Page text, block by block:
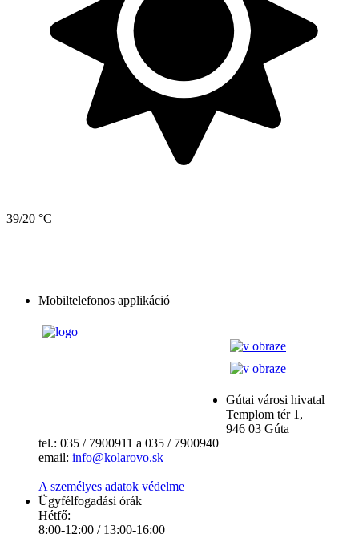
39/20 °C
Mobiltelefonos applikáció
Gútai városi hivatal
Templom tér 1,
946 03 Gúta
tel.: 035 / 7900911 a 035 / 7900940
email: info@kolarovo.sk
A személyes adatok védelme
Ügyfélfogadási órák
Hétfő:
8:00-12:00 / 13:00-16:00